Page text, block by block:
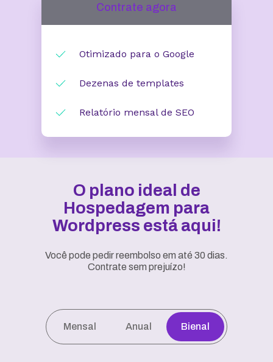
Contrate agora
Otimizado para o Google
Dezenas de templates
Relatório mensal de SEO
O plano ideal de
Hospedagem para
Wordpress está aqui!
Você pode pedir reembolso em até 30 dias.
Contrate sem prejuízo!
Mensal Anual Bienal